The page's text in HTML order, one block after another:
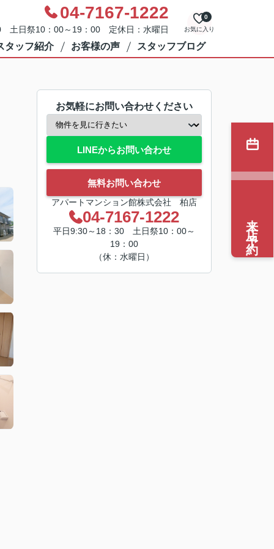
04-7167-1222
土日祭10：00～19：00 定休日：水曜日 お気に入り
0
タッフ紹介 お客様の声 スタッフブログ
お気軽にお問い合わせください
LINEからお問い合わせ
無料お問い合わせ
アパートマンション館株式会社 柏店
04-7167-1222
平日9:30～18：30 土日祭10：00～
19：00
（休：水曜日）
来店予約